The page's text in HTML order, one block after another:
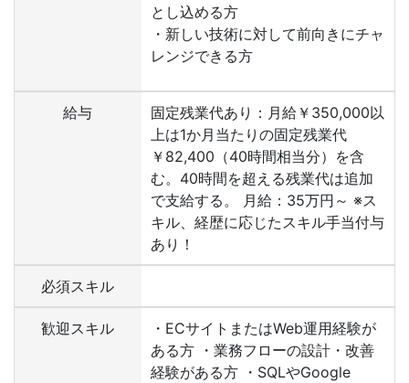
とし込める方
・新しい技術に対して前向きにチャ
レンジできる方
給与
固定残業代あり：月給￥350,000以
上は1か月当たりの固定残業代
￥82,400（40時間相当分）を含
む。40時間を超える残業代は追加
で支給する。 月給：35万円～ ※ス
キル、経歴に応じたスキル手当付与
あり！
必須スキル
歓迎スキル
・ECサイトまたはWeb運用経験が
ある方 ・業務フローの設計・改善
経験がある方 ・SQLやGoogle